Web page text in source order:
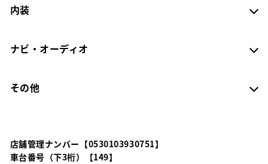
内装
ナビ・オーディオ
その他
店舗管理ナンバー【0530103930751】
車台番号（下3桁）【149】